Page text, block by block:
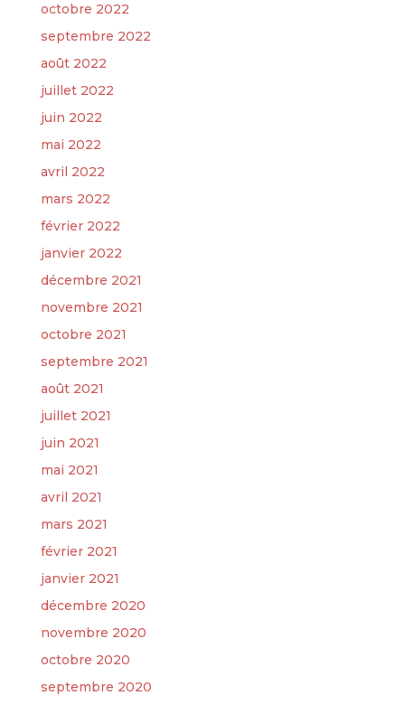
octobre 2022
septembre 2022
août 2022
juillet 2022
juin 2022
mai 2022
avril 2022
mars 2022
février 2022
janvier 2022
décembre 2021
novembre 2021
octobre 2021
septembre 2021
août 2021
juillet 2021
juin 2021
mai 2021
avril 2021
mars 2021
février 2021
janvier 2021
décembre 2020
novembre 2020
octobre 2020
septembre 2020